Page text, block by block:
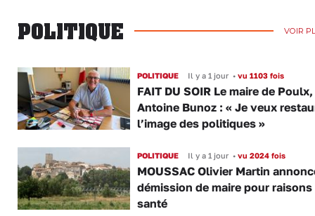
POLITIQUE VOIR
POLITIQUE Il y a 1 jour •vu 1103 fois
FAIT DU SOIR Le maire de
Antoine Bunoz : « Je veux
l’image des politiques »
POLITIQUE Il y a 1 jour •vu 2024 fois
MOUSSAC Olivier Martin
démission de maire pour raisons
santé